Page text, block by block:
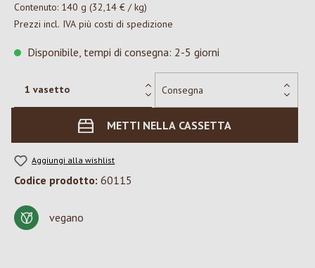
Contenuto: 140 g (32,14 € / kg)
Prezzi incl. IVA più costi di spedizione
Disponibile, tempi di consegna: 2-5 giorni
METTI NELLA CASSETTA
Aggiungi alla wishlist
Codice prodotto: 60115
vegano